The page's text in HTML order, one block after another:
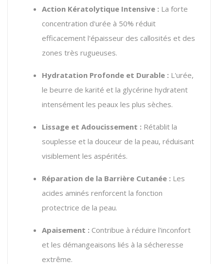
Action Kératolytique Intensive : La forte
concentration d'urée à 50% réduit
efficacement l'épaisseur des callosités et des
zones très rugueuses.
Hydratation Profonde et Durable : L'urée,
le beurre de karité et la glycérine hydratent
intensément les peaux les plus sèches.
Lissage et Adoucissement : Rétablit la
souplesse et la douceur de la peau, réduisant
visiblement les aspérités.
Réparation de la Barrière Cutanée : Les
acides aminés renforcent la fonction
protectrice de la peau.
Apaisement : Contribue à réduire l'inconfort
et les démangeaisons liés à la sécheresse
extrême.